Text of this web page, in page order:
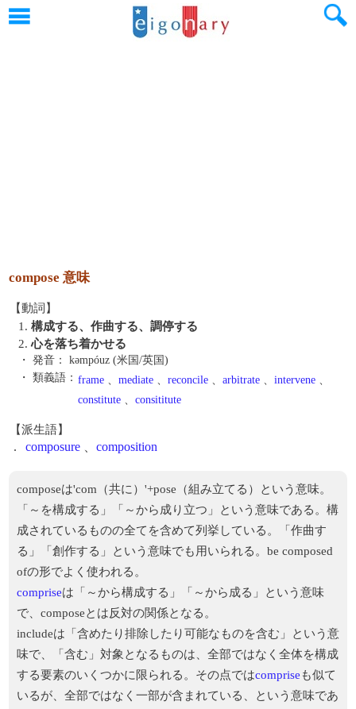
compose 意味
【動詞】
1. 構成する、作曲する、調停する
2.心を落ち着かせる
・ 発音：
kəmpóuz (米国/英国)
・ 類義語： frame 、 mediate 、 reconcile 、 arbitrate 、 intervene 、
constitute 、 consititute
【派生語】
. composure composition
composeは'com（共に）'+pose（組み立てる）という意味。
「～を構成する」「～から成り立つ」という意味である。構
成されているものの全てを含めて列挙している。「作曲す
る」「創作する」という意味でも用いられる。be composed
ofの形でよく使われる。
compriseは「～から構成する」「～から成る」という意味
で、composeとは反対の関係となる。
includeは「含めたり排除したり可能なものを含む」という意
味で、「含む」対象となるものは、全部ではなく全体を構成
する要素のいくつかに限られる。その点ではcomprise も似て
いるが、全部ではなく一部が含まれている、という意味であ